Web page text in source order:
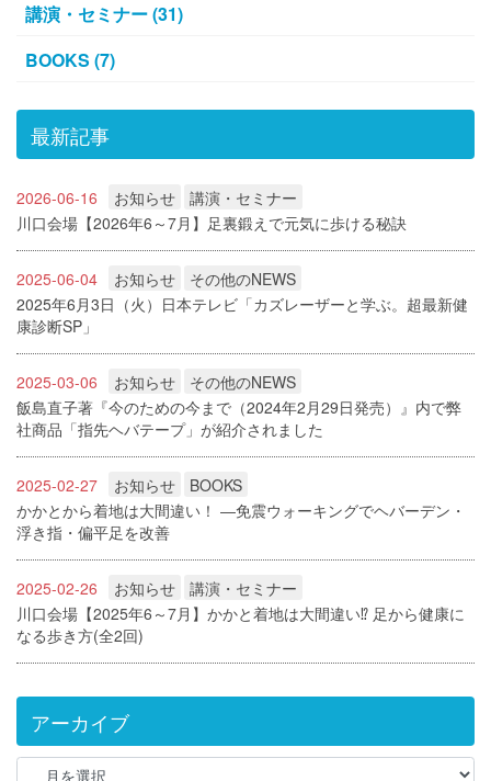
講演・セミナー (31)
BOOKS (7)
最新記事
2026-06-16 お知らせ
講演・セミナー
川口会場【2026年6～7月】足裏鍛えで元気に歩ける秘訣
2025-06-04 お知らせ
その他のNEWS
2025年6月3日（火）日本テレビ「カズレーザーと学ぶ。超最新健
康診断SP」
2025-03-06 お知らせ
その他のNEWS
飯島直子著『今のための今まで（2024年2月29日発売）』内で弊
社商品「指先ヘバテープ」が紹介されました
2025-02-27 お知らせ
BOOKS
かかとから着地は大間違い！ ―免震ウォーキングでヘバーデン・
浮き指・偏平足を改善
2025-02-26 お知らせ
講演・セミナー
川口会場【2025年6～7月】かかと着地は大間違い⁉ 足から健康に
なる歩き方(全2回)
アーカイブ